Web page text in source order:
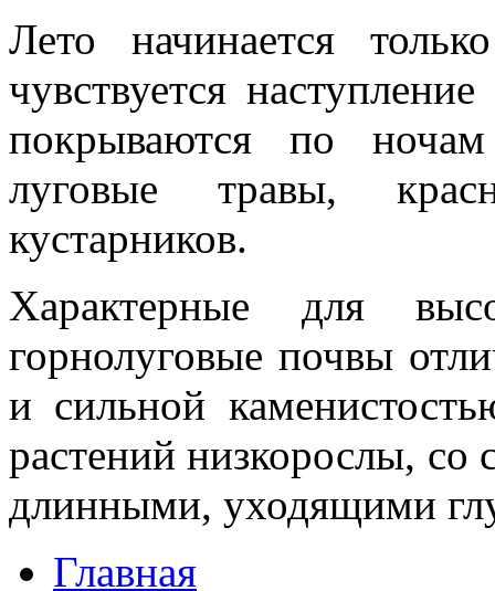
Лето начинается
чувствуется
покрываются по
луговые травы,
кустарников.
Характерные для
горнолуговые почвы
и сильной
растений низкорослы, со
длинными, уходящи­ми
Главная